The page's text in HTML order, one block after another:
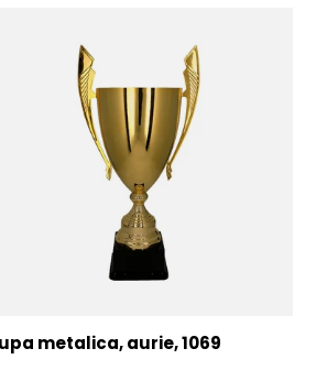
metalica, aurie, 1069